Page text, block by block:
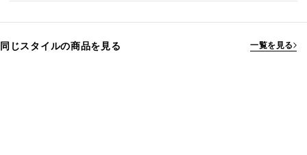
同じスタイルの商品を見る 一覧を見る